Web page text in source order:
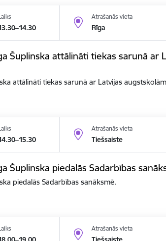
Atrašanās vieta
Rīga
Šuplinska attālināti tiekas sarunā ar
attālināti tiekas sarunā ar Latvijas
Atrašanās vieta
Tiešsaiste
Šuplinska piedalās Sadarbības
piedalās Sadarbības sanāksmē.
Atrašanās vieta